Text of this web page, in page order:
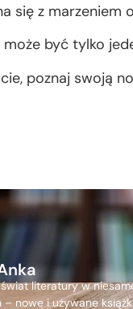
się z marzeniem
być tylko
poznaj swoją
literatury w
– nowe i używane